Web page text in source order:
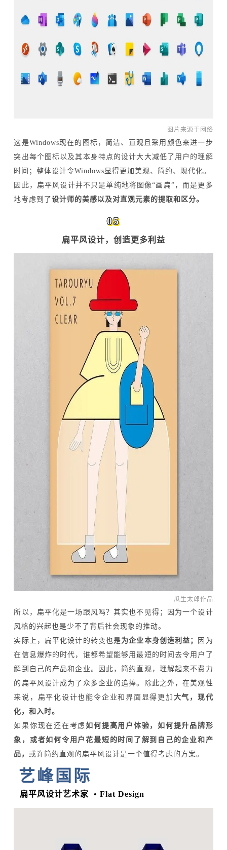
图片来源于网络
这是Windows现在的图标，简洁、直观且采用颜色来进一步
突出每个图标以及其本身特点的设计大大减低了用户的理解
时间；整体设计令Windows显得更加美观、简约、现代化。
因此，扁平风设计并不只是单纯地将图像“画扁”，而是更多
地考虑到了设计师的美感以及对直观元素的提取和区分。
05
扁平风设计，创造更多利益
瓜生太郎作品
所以，扁平化是一场跟风吗？其实也不见得；因为一个设计
风格的兴起也是少不了背后社会现象的推动。
实际上，扁平化设计的转变也是为企业本身创造利益；
因为
在信息爆炸的时代，谁都希望能够用最短的时间去令用户了
解到自己的产品和企业。因此，简约直观，理解起来不费力
的扁平风设计成为了众多企业的追捧。除此之外，在美观性
来说，扁平化设计也能令企业和界面显得更加 大气，现代
化，和入时。
如果你现在还在考虑如何提高用户体验，如何提升品牌形
象，或者如何令用户花最短的时间了解到自己的企业和产
品， 或许简约直观的扁平风设计是一个值得考虑的方案。
艺峰国际
扁平风设计艺术家 • Flat Design